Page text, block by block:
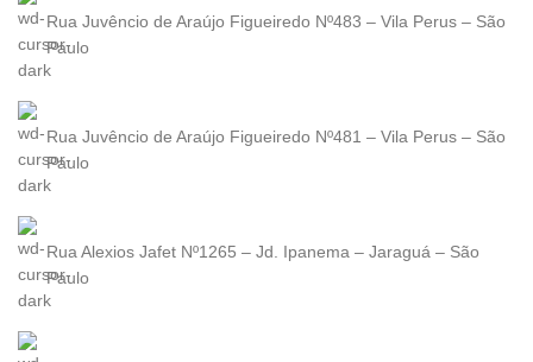
Rua Juvêncio de Araújo Figueiredo Nº483 – Vila Perus – São
Paulo
Rua Juvêncio de Araújo Figueiredo Nº481 – Vila Perus – São
Paulo
Rua Alexios Jafet Nº1265 – Jd. Ipanema – Jaraguá – São
Paulo